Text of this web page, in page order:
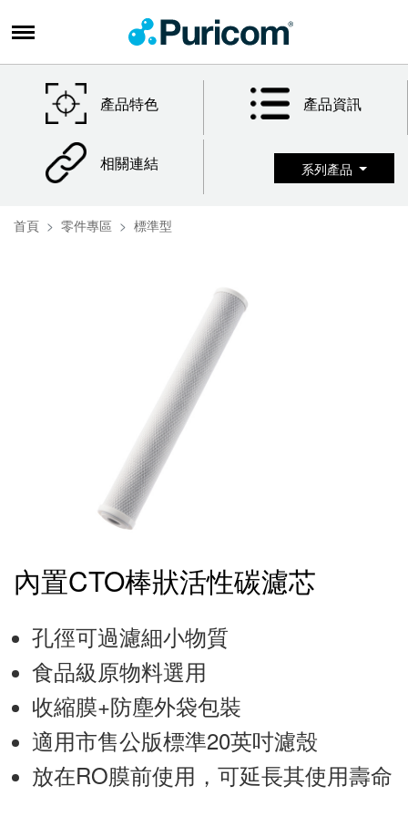
產品特色 產品資訊
相關連結 系列產品
首頁 零件專區 標準型
內置CTO棒狀活性碳濾芯
孔徑可過濾細小物質
食品級原物料選用
收縮膜+防塵外袋包裝
適用市售公版標準20英吋濾殼
放在RO膜前使用，可延長其使用壽命